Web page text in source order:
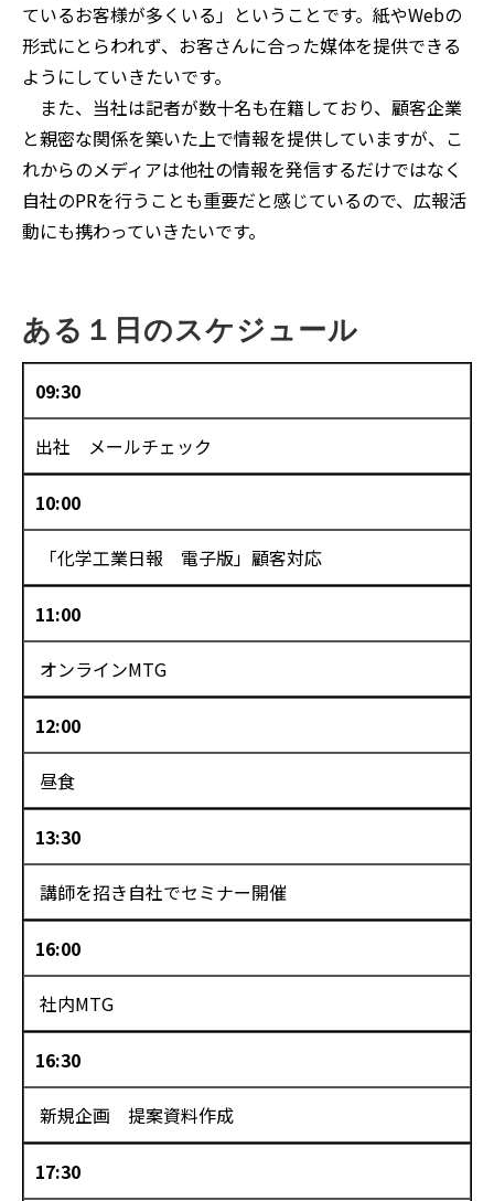
ているお客様が多くいる」ということです。紙やWebの
形式にとらわれず、お客さんに合った媒体を提供できる
ようにしていきたいです。
また、当社は記者が数十名も在籍しており、顧客企業
と親密な関係を築いた上で情報を提供していますが、こ
れからのメディアは他社の情報を発信するだけではなく
自社のPRを行うことも重要だと感じているので、広報活
動にも携わっていきたいです。
ある１日のスケジュール
09:30
出社 メールチェック
10:00
「化学工業日報 電子版」顧客対応
11:00
オンラインMTG
12:00
昼食
13:30
講師を招き自社でセミナー開催
16:00
社内MTG
16:30
新規企画 提案資料作成
17:30